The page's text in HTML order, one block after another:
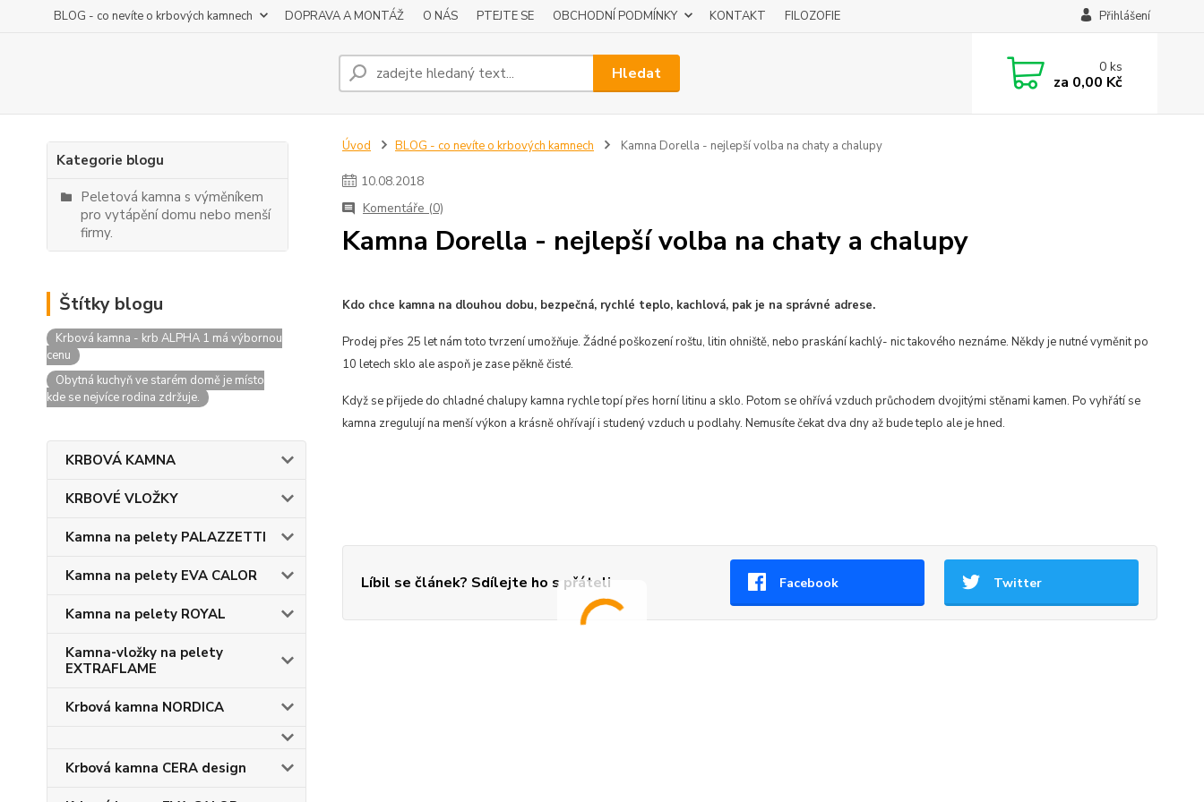
BLOG - co nevíte o krbových kamnech DOPRAVA A MONTÁŽ O NÁS PTEJTE SE OBCHODNÍ PODMÍNKY KONTAKT FILOZOFIE Přihlášení
Hledat 0ks
za 0,00 Kč
Kategorie blogu
Peletová kamna s výměníkem
pro vytápění domu nebo menší
firmy.
Štítky blogu
Krbová kamna - krb ALPHA 1 má výbornou
cenu
Obytná kuchyň ve starém domě je místo
kde se nejvíce rodina zdržuje.
KRBOVÁ KAMNA
KRBOVÉ VLOŽKY
Kamna na pelety PALAZZETTI
Kamna na pelety EVA CALOR
Kamna na pelety ROYAL
Kamna-vložky na pelety
EXTRAFLAME
Krbová kamna NORDICA
Krbová kamna CERA design
Úvod BLOG - co nevíte o krbových kamnech Kamna Dorella - nejlepší volba na chaty a chalupy
10.08.2018
Komentáře (0)
Kamna Dorella - nejlepší volba na chaty a chalupy
Kdo chce kamna na dlouhou dobu, bezpečná, rychlé teplo, kachlová, pak je na správné adrese.
Prodej přes 25 let nám toto tvrzení umožňuje. Žádné poškození roštu, litin ohniště, nebo praskání kachlý- nic takového neznáme. Někdy je nutné vyměnit po
10 letech sklo ale aspoň je zase pěkně čisté.
Když se přijede do chladné chalupy kamna rychle topí přes horní litinu a sklo. Potom se ohřívá vzduch průchodem dvojitými stěnami kamen. Po vyhřátí se
kamna zregulují na menší výkon a krásně ohřívají i studený vzduch u podlahy. Nemusíte čekat dva dny až bude teplo ale je hned.
Líbil se článek? Sdílejte ho s přáteli Facebook Twitter